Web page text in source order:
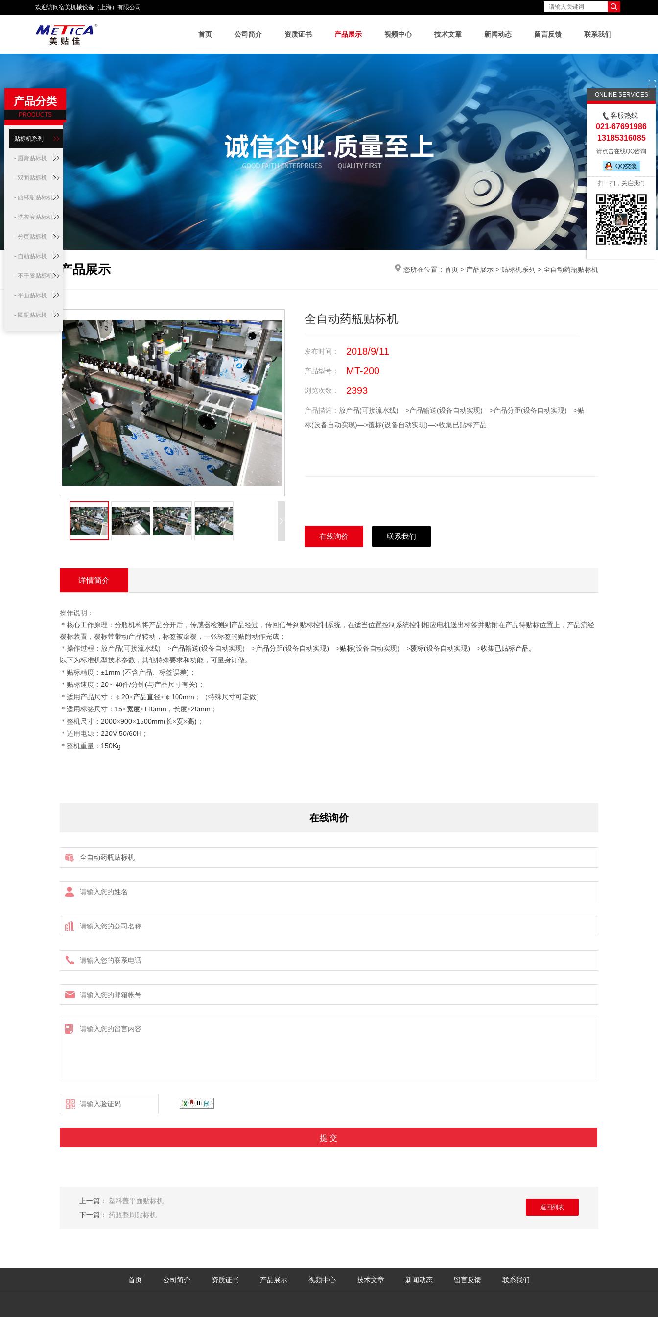
欢迎访问宿美机械设备（上海）有限公司
首页 公司简介 资质证书 产品展示 视频中心 技术文章 新闻动态 留言反馈 联系我们
产品分类
PRODUCTS
贴标机系列
- 唇膏贴标机
- 双面贴标机
- 西林瓶贴标机
- 洗衣液贴标机
- 分页贴标机
- 自动贴标机
- 不干胶贴标机
- 平面贴标机
- 圆瓶贴标机
产品展示 您所在位置： 首页 > 产品展示 > 贴标机系列 > 全自动药瓶贴标机
全自动药瓶贴标机
发布时间： 2018/9/11
产品型号： MT-200
浏览次数： 2393
产品描述： 放产品(可接流水线)—>产品输送(设备自动实现)—>产品分距(设备自动实现)—>贴
标(设备自动实现)—>覆标(设备自动实现)—>收集已贴标产品
在线询价 联系我们
详情简介
操作说明：
＊核心工作原理：分瓶机构将产品分开后，传感器检测到产品经过，传回信号到贴标控制系统，在适当位置控制系统控制相应电机送出标签并贴附在产品待贴标位置上，产品流经
覆标装置，覆标带带动产品转动，标签被滚覆，一张标签的贴附动作完成；
＊操作过程：放产品(可接流水线)—>产品输送(设备自动实现)—>产品分距(设备自动实现)—>贴标(设备自动实现)—>覆标(设备自动实现)—>收集已贴标产品。
以下为标准机型技术参数，其他特殊要求和功能，可量身订做。
＊贴标精度： ±1mm (不含产品、标签误差) ；
＊贴标速度： 20 ～ 40件/分钟(与产品尺寸有关) ；
＊适用产品尺寸：￠ 20≤产品直径≤￠ 1 00mm ；（特殊尺寸可定做）
＊适用标签尺寸： 15≤宽度≤110mm ，长度≥20mm ；
＊整机尺寸： 2000×900×1500mm(长×宽×高) ；
＊适用电源： 220V 50/60H ；
＊整机重量： 150Kg
在线询价
上一篇： 塑料盖平面贴标机
下一篇： 药瓶整周贴标机
返回列表
首页 公司简介 资质证书 产品展示 视频中心 技术文章 新闻动态 留言反馈 联系我们
ONLINE SERVICES
客服热线
021-67691986
13185316085
请点击在线QQ咨询
扫一扫，关注我们